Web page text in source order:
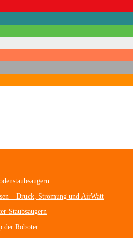
– Druck, Strömung und AirWatt
Staubsaugern
der Roboter